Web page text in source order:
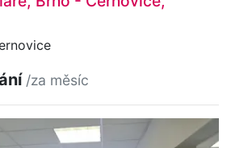
/za měsíc